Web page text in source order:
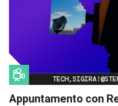
Image
Appuntamento con